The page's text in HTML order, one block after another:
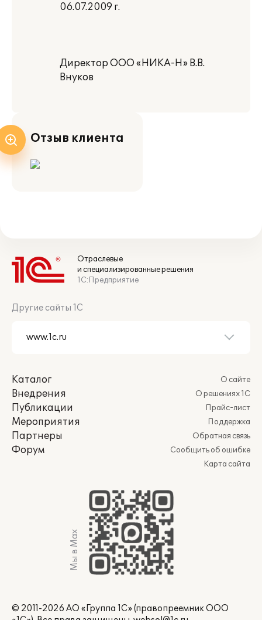
06.07.2009 г.
Директор ООО «НИКА-Н» В.В.
Внуков
Отзыв клиента
Отраслевые
и специализированные решения
1С:Предприятие
Другие сайты 1С
Каталог
Внедрения
Публикации
Мероприятия
Партнеры
Форум
О сайте
О решениях 1С
Прайс-лист
Поддержка
Обратная связь
Сообщить об ошибке
Карта сайта
Мы в Max
© 2011-2026 АО «Группа 1С» (правопреемник ООО